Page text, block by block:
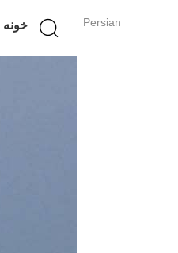
Persian خونه